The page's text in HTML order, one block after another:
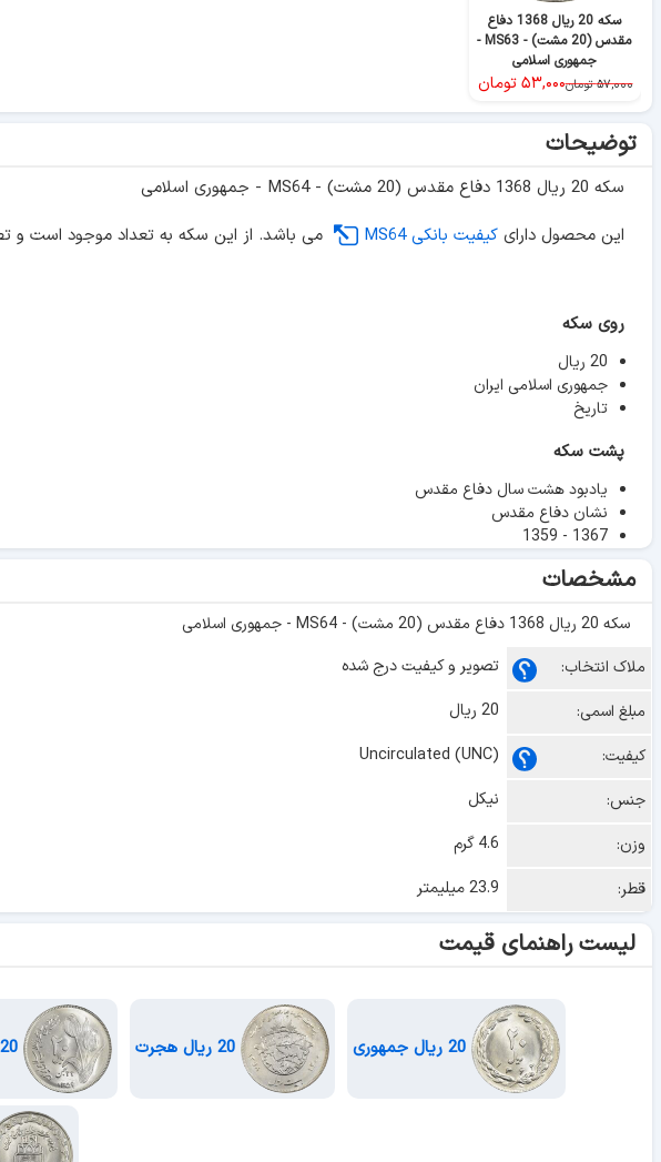
سکه 20 ریال 1368 دفاع
مقدس (20 مشت) - MS63 -
جمهوری اسلامی
۵۷,۰۰۰ تومان۵۳,۰۰۰ تومان
توضیحات
سکه 20 ریال 1368 دفاع مقدس (20 مشت) - MS64 - جمهوری اسلامی
این محصول دارای کیفیت بانکی MS64 می باشد. از این سکه به تعداد موجود است و
روی سکه
20 ریال
جمهوری اسلامی ایران
تاریخ
پشت سکه
یادبود هشت سال دفاع مقدس
نشان دفاع مقدس
1367 - 1359
مشخصات
سکه 20 ریال 1368 دفاع مقدس (20 مشت) - MS64 - جمهوری اسلامی
ملاک انتخاب:
تصویر و کیفیت درج شده
مبلغ اسمی:
20 ریال
کیفیت:
Uncirculated (UNC)
جنس:
نیکل
وزن:
4.6 گرم
قطر:
23.9 میلیمتر
لیست راهنمای قیمت